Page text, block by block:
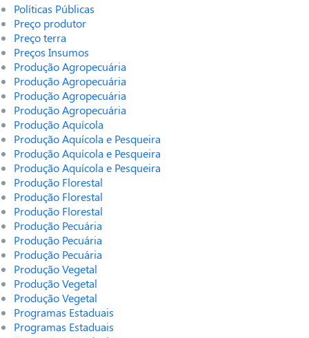
Políticas Públicas
Preço produtor
Preço terra
Preços Insumos
Produção Agropecuária
Produção Agropecuária
Produção Agropecuária
Produção Agropecuária
Produção Aquícola
Produção Aquícola e Pesqueira
Produção Aquícola e Pesqueira
Produção Aquícola e Pesqueira
Produção Florestal
Produção Florestal
Produção Florestal
Produção Pecuária
Produção Pecuária
Produção Pecuária
Produção Vegetal
Produção Vegetal
Produção Vegetal
Programas Estaduais
Programas Estaduais